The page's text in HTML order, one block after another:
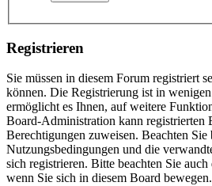
Registrieren
Sie müssen in diesem Forum registriert
können. Die Registrierung ist in
ermöglicht es Ihnen, auf weitere
Board-Administration kann registrierten
Berechtigungen zuweisen. Beachten Sie
Nutzungsbedingungen und die
sich registrieren. Bitte beachten Sie
wenn Sie sich in diesem Board bewegen.